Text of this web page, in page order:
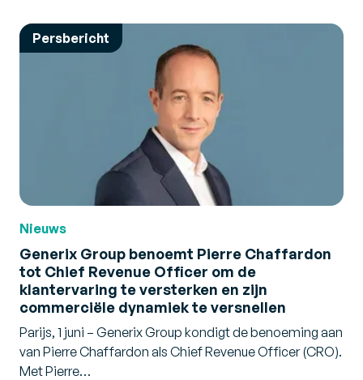
Persbericht
Nieuws
Generix Group benoemt Pierre Chaffardon
tot Chief Revenue Officer om de
klantervaring te versterken en zijn
commerciële dynamiek te versnellen
Parijs, 1 juni – Generix Group kondigt de benoeming aan
van Pierre Chaffardon als Chief Revenue Officer (CRO).
Met Pierre…